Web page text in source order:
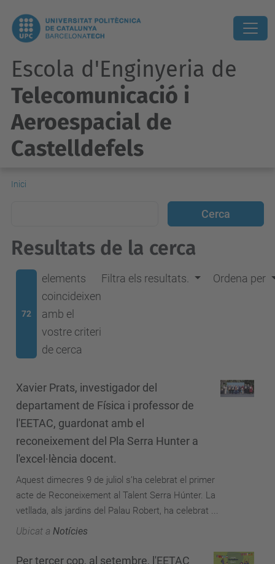
Escola d'Enginyeria de
Telecomunicació i
Aeroespacial de
Castelldefels
Inici
Resultats de la cerca
72
elements
coincideixen
amb el
vostre criteri
de cerca
Filtra els resultats. Ordena per
Xavier Prats, investigador del
departament de Física i professor de
l'EETAC, guardonat amb el
reconeixement del Pla Serra Hunter a
l'excel·lència docent.
Aquest dimecres 9 de juliol s’ha celebrat el primer
acte de Reconeixement al Talent Serra Húnter. La
vetllada, als jardins del Palau Robert, ha celebrat ...
Ubicat a Notícies
Per tercer cop, al setembre, l'EETAC